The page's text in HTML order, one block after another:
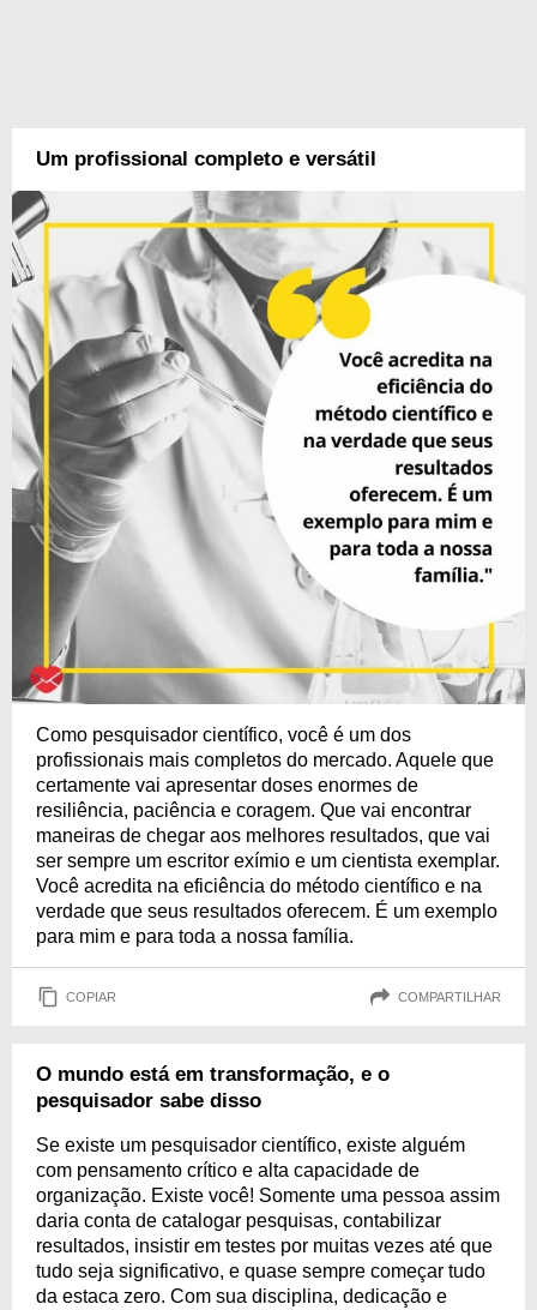
Um profissional completo e versátil
Como pesquisador científico, você é um dos
profissionais mais completos do mercado. Aquele que
certamente vai apresentar doses enormes de
resiliência, paciência e coragem. Que vai encontrar
maneiras de chegar aos melhores resultados, que vai
ser sempre um escritor exímio e um cientista exemplar.
Você acredita na eficiência do método científico e na
verdade que seus resultados oferecem. É um exemplo
para mim e para toda a nossa família.
COPIAR COMPARTILHAR
O mundo está em transformação, e o
pesquisador sabe disso
Se existe um pesquisador científico, existe alguém
com pensamento crítico e alta capacidade de
organização. Existe você! Somente uma pessoa assim
daria conta de catalogar pesquisas, contabilizar
resultados, insistir em testes por muitas vezes até que
tudo seja significativo, e quase sempre começar tudo
da estaca zero. Com sua disciplina, dedicação e